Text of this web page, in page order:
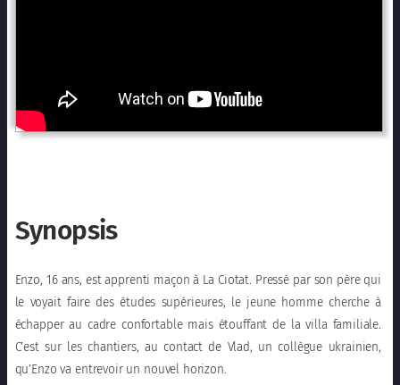
Synopsis
Enzo, 16 ans, est apprenti maçon à La Ciotat. Pressé par son père qui
le voyait faire des études supérieures, le jeune homme cherche à
échapper au cadre confortable mais étouffant de la villa familiale.
C’est sur les chantiers, au contact de Vlad, un collègue ukrainien,
qu’Enzo va entrevoir un nouvel horizon.